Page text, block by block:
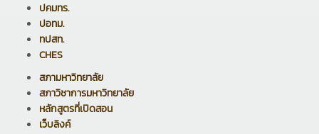
ปคมทร.
ปอทม.
ทปสท.
CHES
สภามหาวิทยาลัย
สภาวิชาการมหาวิทยาลัย
หลักสูตรที่เปิดสอน
เว็บลิงค์